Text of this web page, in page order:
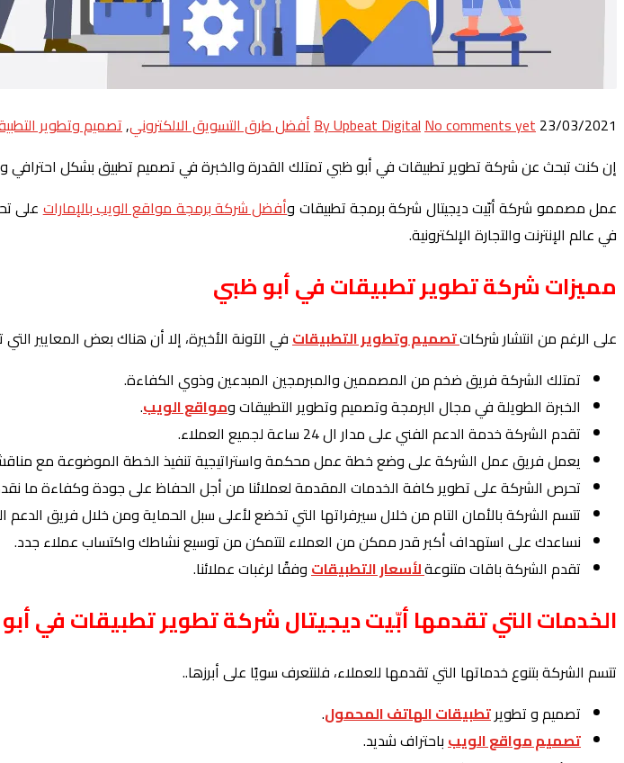
23/03/2021
By Upbeat DigitalNo comments yet أفضل طرق التسويق الالكتروني,تصميم وتطوير
إن كنت تبحث عن شركة تطوير تطبيقات في أبو ظبي تمتلك القدرة والخبرة في تصميم تطبيق بشكل
عمل مصممو شركة أبّيت ديجيتال شركة برمجة تطبيقات وأفضل شركة برمجة مواقع الويب بالإماراتعلى
في عالم الإنترنت والتجارة الإلكترونية.
مميزات شركة تطوير تطبيقات في أبو ظبي
على الرغم من انتشار شركاتتصميم وتطوير التطبيقاتفي الآونة الأخيرة، إلا أن هناك بعض المعايير
تمتلك الشركة فريق ضخم من المصممين والمبرمجين المبدعين وذوي الكفاءة.
الخبرة الطويلة في مجال البرمجة وتصميم وتطوير التطبيقات ومواقع الويب.
تقدم الشركة خدمة الدعم الفني على مدار ال 24 ساعة لجميع العملاء.
يعمل فريق عمل الشركة على وضع خطة عمل محكمة واستراتيجية تنفيذ الخطة الموضوعة مع
تحرص الشركة على تطوير كافة الخدمات المقدمة لعملائنا من أجل الحفاظ على جودة وكفاءة ما
تتسم الشركة بالأمان التام من خلال سيرفراتها التي تخضع لأعلى سبل الحماية ومن خلال فريق
نساعدك على استهداف أكبر قدر ممكن من العملاء لتتمكن من توسيع نشاطك واكتساب عملاء جدد.
تقدم الشركة باقات متنوعةلأسعار التطبيقاتوفقًا لرغبات عملائنا.
الخدمات التي تقدمها أبّيت ديجيتال شركة تطوير تطبيقات في
تتسم الشركة بتنوع خدماتها التي تقدمها للعملاء، فلنتعرف سويًا على أبرزها..
تصميم و تطويرتطبيقات الهاتف المحمول.
تصميم مواقع الويبباحتراف شديد.